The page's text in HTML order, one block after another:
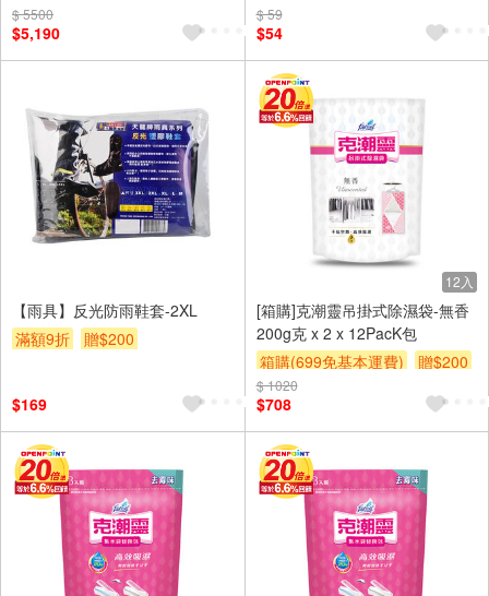
區費另計,實際收費以專人聯絡
滿額贈券
$ 5500
$5,190
$ 59
$54
【雨具】反光防雨鞋套-2XL
滿額9折
贈$200
$169
12入
[箱購]克潮靈吊掛式除濕袋-無香
200g克 x 2 x 12PacK包
箱購(699免基本運費)
贈$200
$ 1020
$708